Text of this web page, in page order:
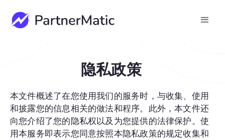
隐私政策
本文件概述了在您使用我们的服务时，与收集、使用
和披露您的信息相关的做法和程序。此外，本文件还
向您介绍了您的隐私权以及为您提供的法律保护。使
用本服务即表示您同意按照本隐私政策的规定收集和